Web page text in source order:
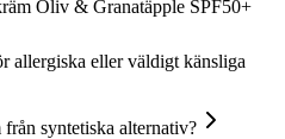
Oliv & Granatäpple SPF50+
allergiska eller väldigt känsliga
syntetiska alternativ?